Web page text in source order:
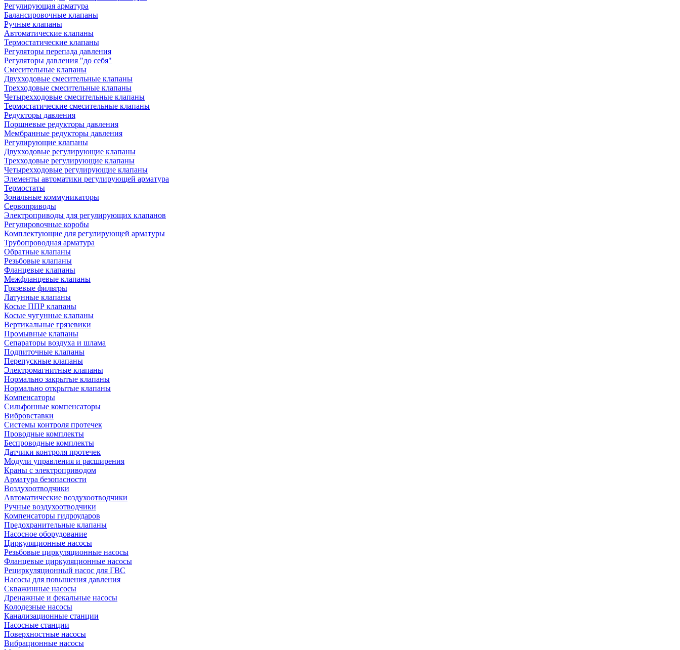
Регулирующая арматура
Балансировочные клапаны
Ручные клапаны
Автоматические клапаны
Термостатические клапаны
Регуляторы перепада давления
Регуляторы давления "до себя"
Смесительные клапаны
Двухходовые смесительные клапаны
Трехходовые смесительные клапаны
Четырехходовые смесительные клапаны
Термостатические смесительные клапаны
Редукторы давления
Поршневые редукторы давления
Мембранные редукторы давления
Регулирующие клапаны
Двухходовые регулирующие клапаны
Трехходовые регулирующие клапаны
Четырехходовые регулирующие клапаны
Элементы автоматики регулирующей арматура
Термостаты
Зональные коммуникаторы
Сервоприводы
Электроприводы для регулирующих клапанов
Регулировочные коробы
Комплектующие для регулирующей арматуры
Трубопроводная арматура
Обратные клапаны
Резьбовые клапаны
Фланцевые клапаны
Межфланцевые клапаны
Грязевые фильтры
Латунные клапаны
Косые ППР клапаны
Косые чугунные клапаны
Вертикальные грязевики
Промывные клапаны
Сепараторы воздуха и шлама
Подпиточные клапаны
Перепускные клапаны
Электромагнитные клапаны
Нормально закрытые клапаны
Нормально открытые клапаны
Компенсаторы
Сильфонные компенсаторы
Вибровставки
Системы контроля протечек
Проводные комплекты
Беспроводные комплекты
Датчики контроля протечек
Модули управления и расширения
Краны с электроприводом
Арматура безопасности
Воздухоотводчики
Автоматические воздухоотводчики
Ручные воздухоотводчики
Компенсаторы гидроударов
Предохранительные клапаны
Насосное оборудование
Циркуляционные насосы
Резьбовые циркуляционные насосы
Фланцевые циркуляционные насосы
Рециркуляционный насос для ГВС
Насосы для повышения давления
Скважинные насосы
Дренажные и фекальные насосы
Колодезные насосы
Канализационные станции
Насосные станции
Поверхностные насосы
Вибрационные насосы